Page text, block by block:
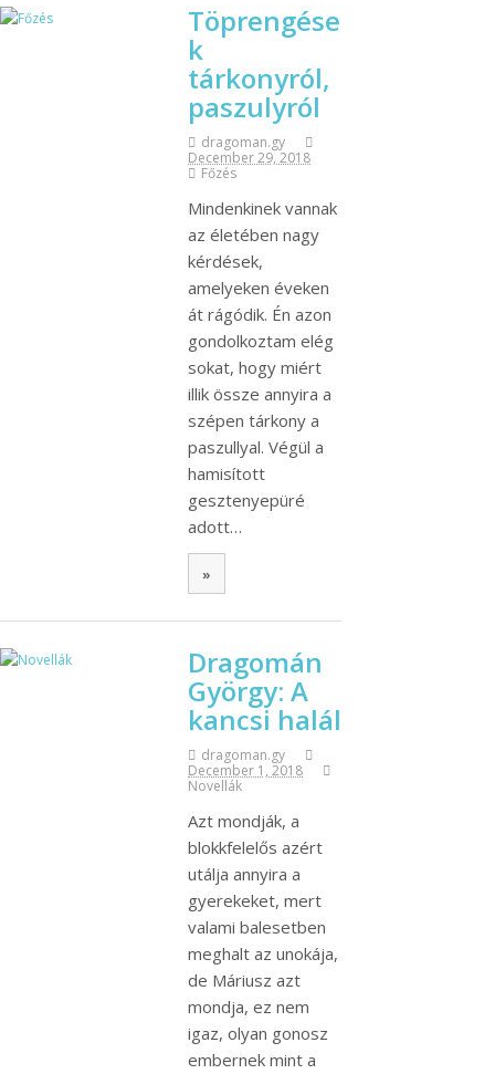
Töprengése
k
tárkonyról,
paszulyról
dragoman.gy
December 29, 2018
Főzés
Mindenkinek vannak
az életében nagy
kérdések,
amelyeken éveken
át rágódik. Én azon
gondolkoztam elég
sokat, hogy miért
illik össze annyira a
szépen tárkony a
paszullyal. Végül a
hamisított
gesztenyepüré
adott…
»
Dragomán
György: A
kancsi halál
dragoman.gy
December 1, 2018
Novellák
Azt mondják, a
blokkfelelős azért
utálja annyira a
gyerekeket, mert
valami balesetben
meghalt az unokája,
de Máriusz azt
mondja, ez nem
igaz, olyan gonosz
embernek mint a